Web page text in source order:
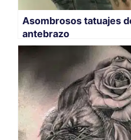
Asombrosos tatuajes
antebrazo